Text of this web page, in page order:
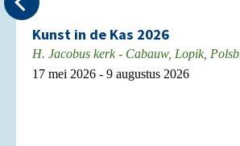
Kunst in de Kas 2026
H. Jacobus kerk - Cabauw, Lopik,
17 mei 2026 - 9 augustus 2026